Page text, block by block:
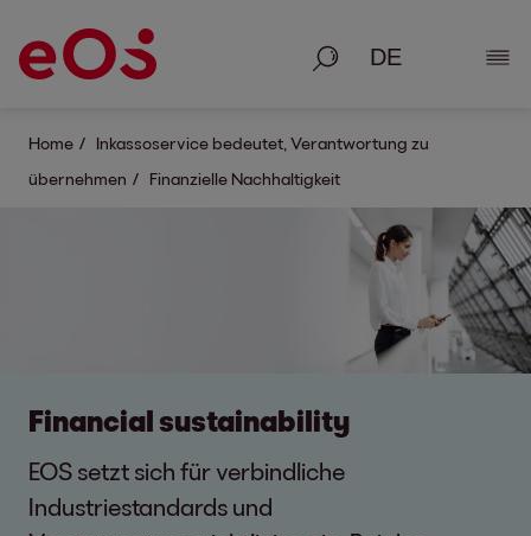
Suche
Home
Inkassoservice bedeutet, Verantwortung zu
übernehmen
Finanzielle Nachhaltigkeit
Financial sustainability
EOS setzt sich für verbindliche
Industriestandards und